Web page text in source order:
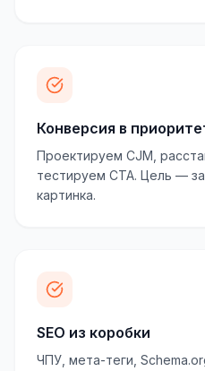
Конверсия в
Проектируем CJM,
тестируем CTA. Цель —
картинка.
SEO из коробки
ЧПУ, мета-теги,